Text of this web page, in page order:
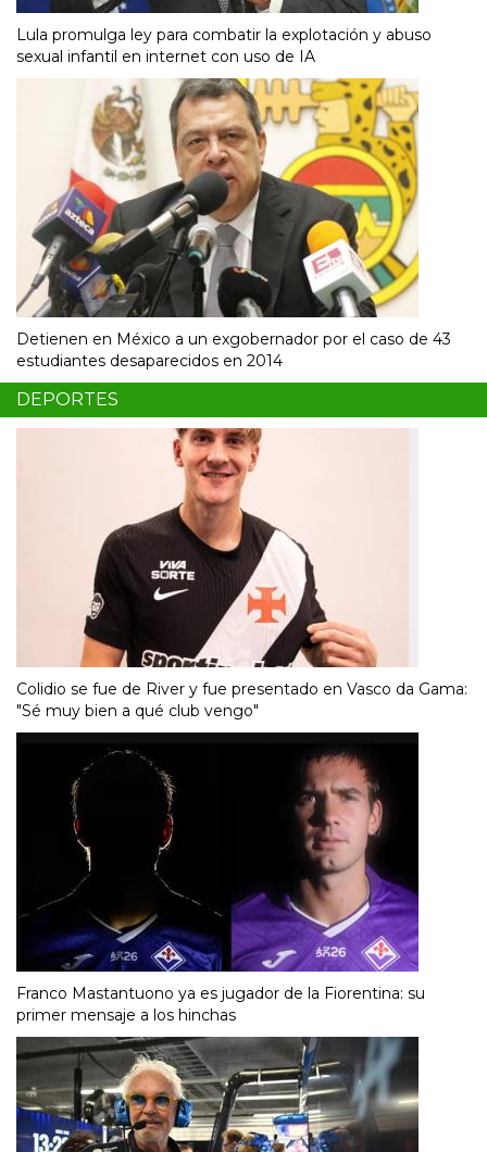
Lula promulga ley para combatir la explotación y abuso
sexual infantil en internet con uso de IA
Detienen en México a un exgobernador por el caso de 43
estudiantes desaparecidos en 2014
DEPORTES
Colidio se fue de River y fue presentado en Vasco da Gama:
"Sé muy bien a qué club vengo"
Franco Mastantuono ya es jugador de la Fiorentina: su
primer mensaje a los hinchas